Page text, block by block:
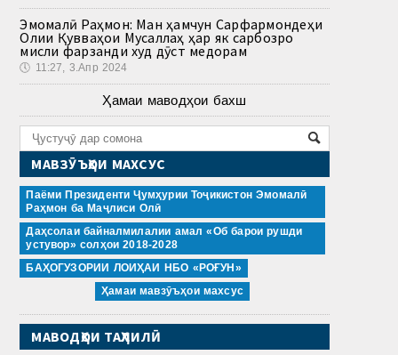
Эмомалӣ Раҳмон: Ман ҳамчун Сарфармондеҳи
Олии Қувваҳои Мусаллаҳ ҳар як сарбозро
мисли фарзанди худ дӯст медорам
🕔 11:27, 3.Апр 2024
Ҳамаи маводҳои бахш
МАВЗӮЪҲОИ МАХСУС
Паёми Президенти Ҷумҳурии Тоҷикистон Эмомалӣ
Раҳмон ба Маҷлиси Олӣ
Даҳсолаи байналмилалии амал «Об барои рушди
устувор» солҳои 2018-2028
БАҲОГУЗОРИИ ЛОИҲАИ НБО «РОҒУН»
Ҳамаи мавзӯъҳои махсус
МАВОДҲОИ ТАҲЛИЛӢ